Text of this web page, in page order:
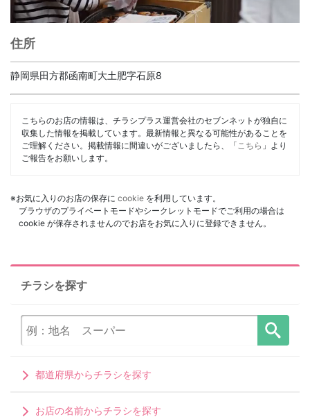
住所
静岡県田方郡函南町大土肥字石原8
こちらのお店の情報は、チラシプラス運営会社のセブンネットが独自に
収集した情報を掲載しています。最新情報と異なる可能性があることを
ご理解ください。掲載情報に間違いがございましたら、「 こちら 」より
ご報告をお願いします。
※お気に入りのお店の保存に cookie を利用しています。
ブラウザのプライベートモードやシークレットモードでご利用の場合は
cookie が保存されませんのでお店をお気に入りに登録できません。
チラシを探す
都道府県からチラシを探す
お店の名前からチラシを探す